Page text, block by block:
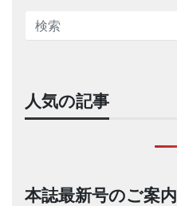
人気の記事
本誌最新号のご案内